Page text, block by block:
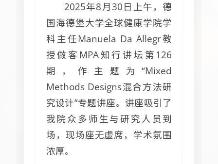
2025年8月30日上午，德
国海德堡大学全球健康学院学
科主任Manuela Da Allegr教
授做客MPA知行讲坛第126
期，作主题为“Mixed
Methods Designs混合方法研
究设计”专题讲座。讲座吸引了
我院众多师生与研究人员到
场，现场座无虚席，学术氛围
浓厚。